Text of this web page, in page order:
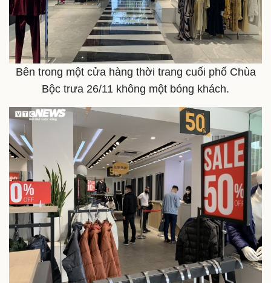
Pháp luật
Tin nóng
Quân sự - Quốc phòng
Việt Nam
Bên trong một cửa hàng thời trang cuối phố Chùa
Bộc trưa 26/11 không một bóng khách.